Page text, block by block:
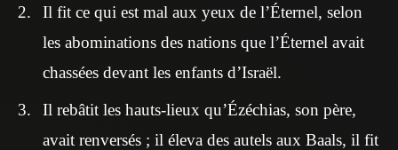
Il fit ce qui est mal aux yeux de l’Éternel, selon
les abominations des nations que l’Éternel avait
chassées devant les enfants d’Israël.
Il rebâtit les hauts-lieux qu’Ézéchias, son père,
avait renversés ; il éleva des autels aux Baals, il fit